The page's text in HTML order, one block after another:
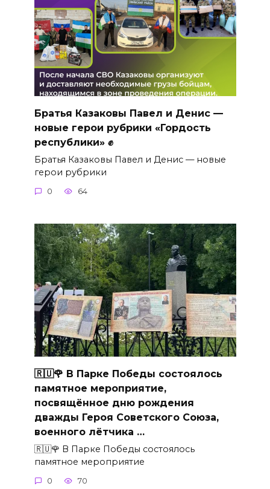
Братья Казаковы Павел и Денис —
новые герои рубрики «Гордость
республики» ✊
Братья Казаковы Павел и Денис — новые
герои рубрики
0 64
🇷🇺🌹 В Парке Победы состоялось
памятное мероприятие,
посвящённое дню рождения
дважды Героя Советского Союза,
военного лётчика …
🇷🇺🌹 В Парке Победы состоялось
памятное мероприятие
0 70